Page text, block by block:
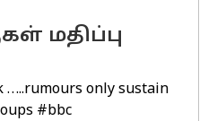
மதிப்பு
…..rumours only sustain
#bbc